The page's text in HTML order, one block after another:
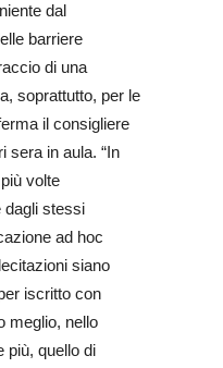
dal
barriere
di una
soprattutto, per le
il consigliere
sera in aula. “In
volte
dagli stessi
ad hoc
siano
iscritto con
meglio, nello
più, quello di